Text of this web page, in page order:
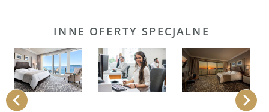
INNE OFERTY SPECJALNE